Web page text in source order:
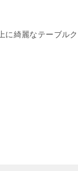
に綺麗なテーブルク